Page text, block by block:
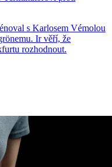
s Karlosem Vémolou
Ir věří, že
rozhodnout.